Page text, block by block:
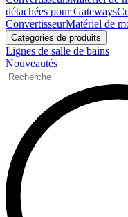
détachées pour Gateways
ConvertisseurMatériel de
Catégories de produits
Lignes de salle de bains
Nouveautés